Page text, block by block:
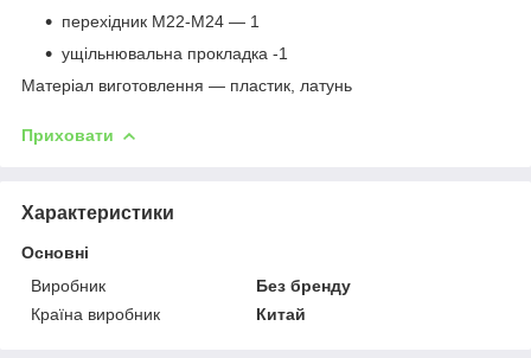
перехідник М22-М24 — 1
ущільнювальна прокладка -1
Матеріал виготовлення — пластик, латунь
Приховати
Характеристики
Основні
Виробник
Без бренду
Країна виробник
Китай